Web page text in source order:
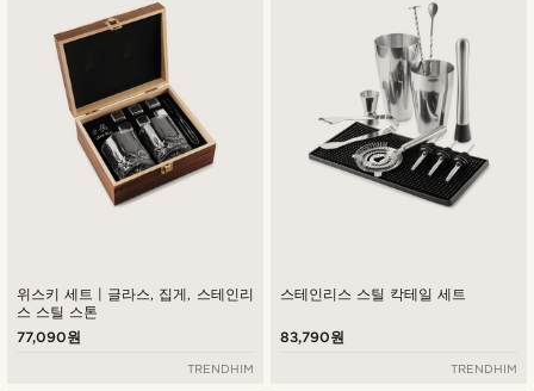
위스키 세트 | 글라스, 집게, 스테인리
스 스틸 스톤
77,090원
TRENDHIM
스테인리스 스틸 칵테일 세트
83,790원
TRENDHIM